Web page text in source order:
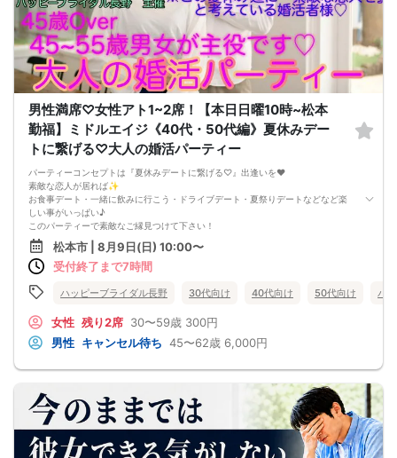
男性満席♡女性アト1~2席！【本日日曜10時~松本
勤福】ミドルエイジ《40代・50代編》夏休みデー
トに繋げる♡大人の婚活パーティー
パーティーコンセプトは『夏休みデートに繋げる♡』出逢いを❤️
素敵な恋人が居れば✨
お食事デート・一緒に飲みに行こう・ドライブデート・夏祭りデートなどなど楽
しい事がいっぱい♪
このパーティーで素敵なご縁見つけて下さい！
数少ない、40・50代大人の婚活パーティーです
【開催会場】
会場は松本市中心部・イオンモール松本隣の会館『松本市勤労者福祉センター』
い！
※参加は中信地区男女が主役♡他県内各地・隣県よりの参加もOKです
大人の婚活パーティーです！この婚活パーティーで素敵なご縁がありますよう
に。。
いつまでも変わらない『美魔女』40・50代ミドルエイジ女性
男性→40・50代 40~59才位が主役/上限62才迄
女性→40・50代 40~59才位が主役
※年上男性がタイプは対象年齢以下30代も参加OK
【女性に安心ルール】
★マッチングした方同士だけ直接連絡先交換OK
松本市 | 8月9日(日) 10:00〜
受付終了まで7時間
ハッピーブライダル長野 30代向け 40代向け 50代向け バ
女性 残り2席 30〜59歳 300円
男性 キャンセル待ち 45〜62歳 6,000円